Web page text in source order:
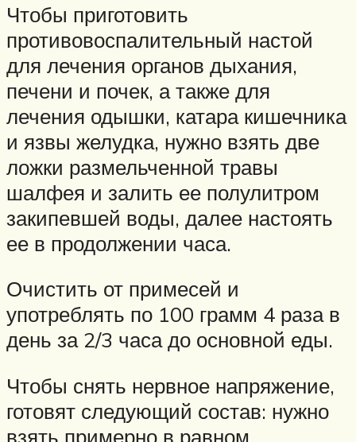
Чтобы приготовить
противовоспалительный настой
для лечения органов дыхания,
печени и почек, а также для
лечения одышки, катара кишечника
и язвы желудка, нужно взять две
ложки размельченной травы
шалфея и залить ее полулитром
закипевшей воды, далее настоять
ее в продолжении часа.
Очистить от примесей и
употреблять по 100 грамм 4 раза в
день за 2/3 часа до основной еды.
Чтобы снять нервное напряжение,
готовят следующий состав: нужно
взять примерно в равном